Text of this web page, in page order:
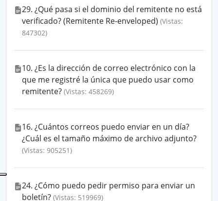
29. ¿Qué pasa si el dominio del remitente no está
verificado? (Remitente Re-enveloped) (Vistas:
847302)
10. ¿Es la dirección de correo electrónico con la
que me registré la única que puedo usar como
remitente? (Vistas: 458269)
16. ¿Cuántos correos puedo enviar en un día?
¿Cuál es el tamaño máximo de archivo adjunto?
(Vistas: 905251)
24. ¿Cómo puedo pedir permiso para enviar un
boletín? (Vistas: 519969)